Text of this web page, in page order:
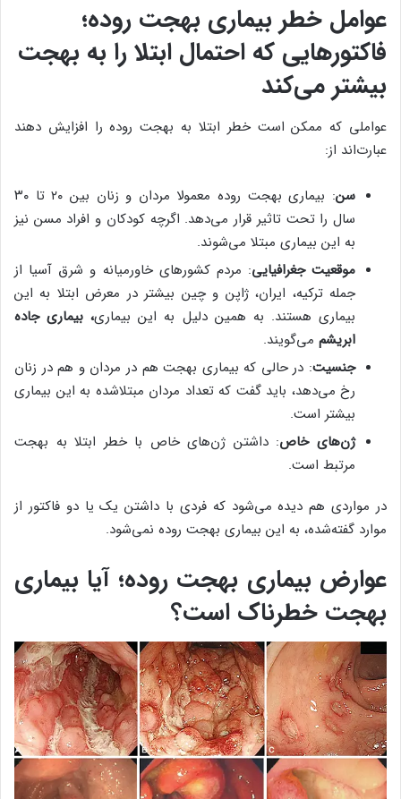
عوامل خطر بیماری بهجت روده؛
فاکتورهایی که احتمال ابتلا را به بهجت
بیشتر می‌کند
عواملی که ممکن است خطر ابتلا به بهجت روده را افزایش دهند
عبارت‌اند از:
سن
: بیماری بهجت روده معمولا مردان و زنان بین ۲۰ تا ۳۰
سال را تحت تاثیر قرار می‌دهد. اگرچه کودکان و افراد مسن نیز
به این بیماری مبتلا می‌شوند.
موقعیت جغرافیایی: مردم کشورهای خاورمیانه و شرق آسیا از
جمله ترکیه، ایران، ژاپن و چین بیشتر در معرض ابتلا به این
بیماری هستند. به همین دلیل به این بیماری، بیماری جاده
ابریشم می‌گویند.
جنسیت: در حالی که بیماری بهجت هم در مردان و هم در زنان
رخ می‌دهد، باید گفت که تعداد مردان مبتلاشده به این بیماری
بیشتر است.
ژن‌های خاص: داشتن ژن‌های خاص با خطر ابتلا به بهجت
مرتبط است.
در مواردی هم دیده می‌شود که فردی با داشتن یک یا دو فاکتور از
موارد گفته‌شده، به این بیماری بهجت روده نمی‌شود.
عوارض بیماری بهجت روده؛ آیا بیماری
بهجت خطرناک است؟